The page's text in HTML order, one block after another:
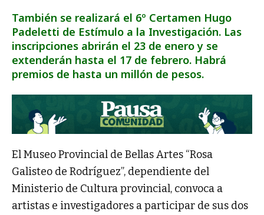
También se realizará el 6º Certamen Hugo
Padeletti de Estímulo a la Investigación. Las
inscripciones abrirán el 23 de enero y se
extenderán hasta el 17 de febrero. Habrá
premios de hasta un millón de pesos.
El Museo Provincial de Bellas Artes “Rosa
Galisteo de Rodríguez”, dependiente del
Ministerio de Cultura provincial, convoca a
artistas e investigadores a participar de sus dos